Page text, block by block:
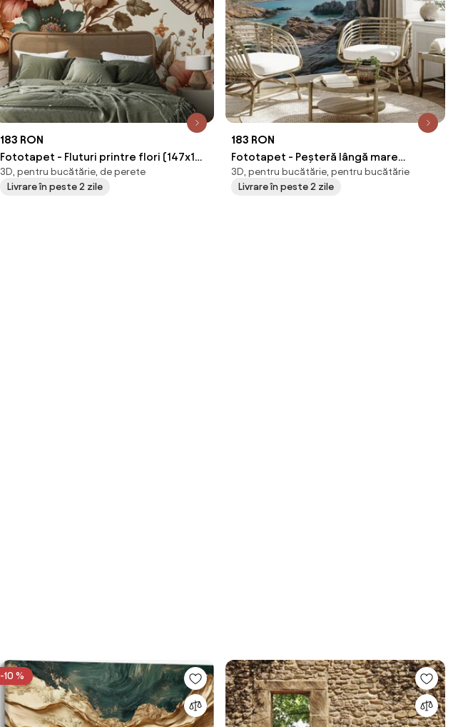
183 RON
Fototapet - Fluturi printre flori (147x102
cm)
3D, pentru bucătărie, de perete
Livrare în peste 2 zile
183 RON
Fototapet - Peșteră lângă mare
(147x102 cm)
3D, pentru bucătărie, pentru bucătărie
Livrare în peste 2 zile
-10 %